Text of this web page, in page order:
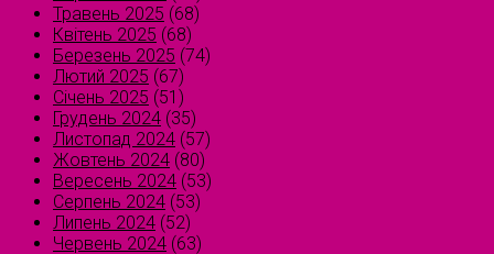
Травень 2025 (68)
Квітень 2025 (68)
Березень 2025 (74)
Лютий 2025 (67)
Січень 2025 (51)
Грудень 2024 (35)
Листопад 2024 (57)
Жовтень 2024 (80)
Вересень 2024 (53)
Серпень 2024 (53)
Липень 2024 (52)
Червень 2024 (63)